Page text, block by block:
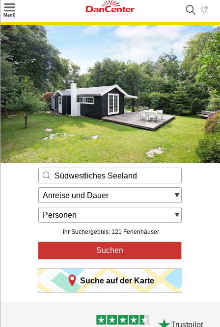
Menü
Suchen
Urlaubsziele
Weitere Urlaubsziele
Angebote
Inspiration
Kontakt
Gut zu wissen
Login
Südwestliches Seeland
Anreise und Dauer
Personen
Ihr Suchergebnis: 121 Ferienhäuser
Suchen
Suche auf der Karte
Trustpilot